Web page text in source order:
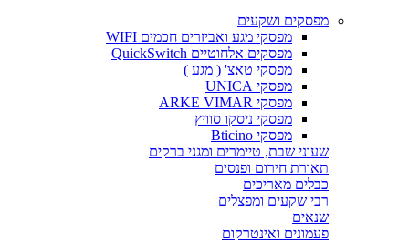
מפסקים ושקעים
מפסקי מגע ואביזרים חכמים WIFI
מפסקים אלחוטיים QuickSwitch
מפסקי טאצ' ( מגע )
מפסקי UNICA
מפסקי ARKE VIMAR
מפסקי ניסקו סוויץ
מפסקי Bticino
שעוני שבת, טיימרים ומגני ברקים
תאורת חירום ופנסים
כבלים מאריכים
רבי שקעים ומפצלים
שנאים
פעמונים ואינטרקום